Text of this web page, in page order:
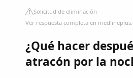
Solicitud de eliminación
Ver respuesta completa en
¿Qué hacer
atracón por la